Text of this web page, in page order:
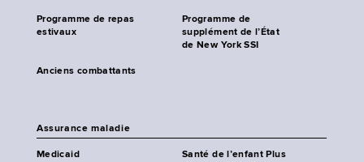
Programme de repas
estivaux
Programme de
supplément de l’État
de New York SSI
Anciens combattants
Assurance maladie
Medicaid
Santé de l’enfant Plus